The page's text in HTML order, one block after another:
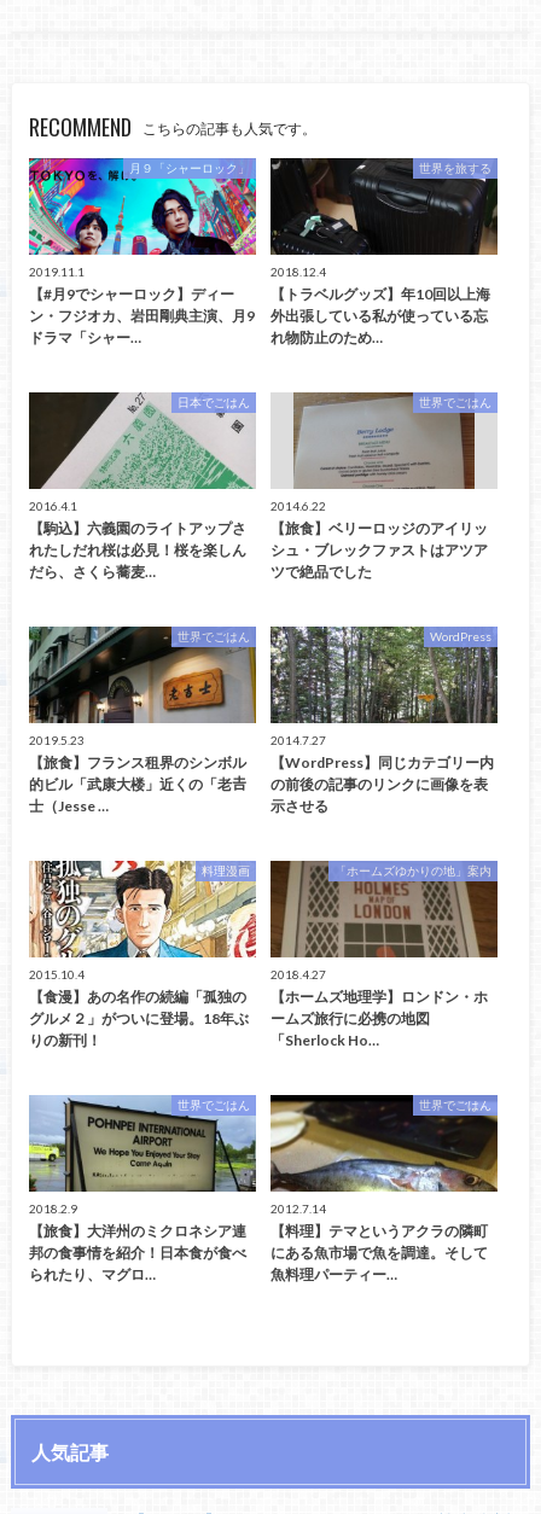
RECOMMEND こちらの記事も人気です。
月９「シャーロック」
2019.11.1
【#月9でシャーロック】ディー
ン・フジオカ、岩田剛典主演、月9
ドラマ「シャー…
世界を旅する
2018.12.4
【トラベルグッズ】年10回以上海
外出張している私が使っている忘
れ物防止のため…
日本でごはん
2016.4.1
【駒込】六義園のライトアップさ
れたしだれ桜は必見！桜を楽しん
だら、さくら蕎麦…
世界でごはん
2014.6.22
【旅食】ベリーロッジのアイリッ
シュ・ブレックファストはアツア
ツで絶品でした
世界でごはん
2019.5.23
【旅食】フランス租界のシンボル
的ビル「武康大楼」近くの「老𠮷
士（Jesse …
WordPress
2014.7.27
【WordPress】同じカテゴリー内
の前後の記事のリンクに画像を表
示させる
料理漫画
2015.10.4
【食漫】あの名作の続編「孤独の
グルメ２」がついに登場。18年ぶ
りの新刊！
「ホームズゆかりの地」案内
2018.4.27
【ホームズ地理学】ロンドン・ホ
ームズ旅行に必携の地図
「Sherlock Ho…
世界でごはん
2018.2.9
【旅食】大洋州のミクロネシア連
邦の食事情を紹介！日本食が食べ
られたり、マグロ…
世界でごはん
2012.7.14
【料理】テマというアクラの隣町
にある魚市場で魚を調達。そして
魚料理パーティー…
人気記事